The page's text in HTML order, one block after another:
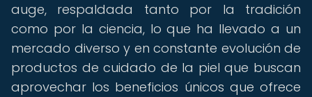
auge, respaldada tanto por la tradición
como por la ciencia, lo que ha llevado a un
mercado diverso y en constante evolución de
productos de cuidado de la piel que buscan
aprovechar los beneficios únicos que ofrece